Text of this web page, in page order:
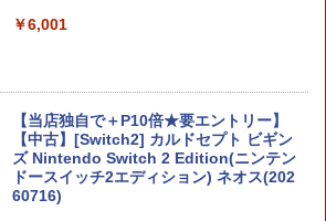
￥6,001
【当店独自で＋P10倍★要エントリー】
【中古】[Switch2] カルドセプト ビギン
ズ Nintendo Switch 2 Edition(ニンテン
ドースイッチ2エディション) ネオス(202
60716)